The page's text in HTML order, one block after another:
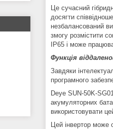
Це сучасний
досягти
незбалансований
змогу розмістити
IP65 і може
Функція
Завдяки
програмного
Deye SUN-50K-
акумуляторних
використовувати
Цей інвертор може